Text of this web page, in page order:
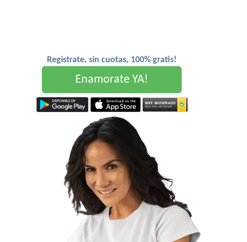
Registrate, sin cuotas, 100% gratis!
Enamorate YA!